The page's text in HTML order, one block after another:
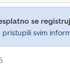
se
svim